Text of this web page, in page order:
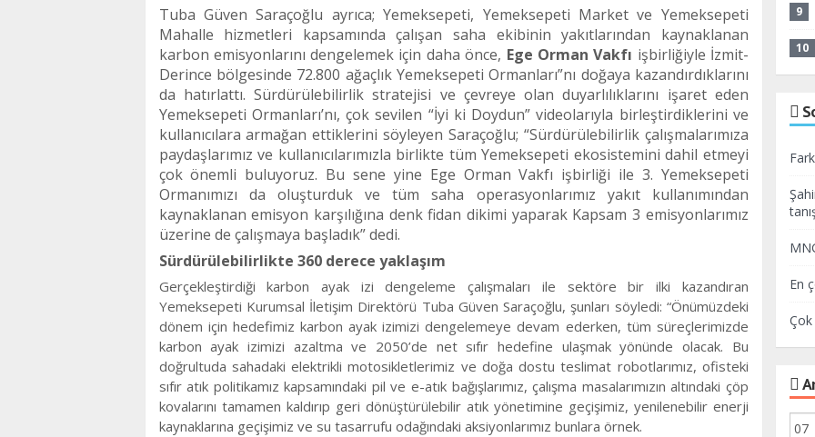
Tuba Güven Saraçoğlu ayrıca; Yemeksepeti, Yemeksepeti Market ve Yemeksepeti
Mahalle hizmetleri kapsamında çalışan saha ekibinin yakıtlarından kaynaklanan
karbon emisyonlarını dengelemek için dahaönce, Ege Orman Vakfı işbirliğiyle İzmit-
Derince bölgesinde 72.800 ağaçlık Yemeksepeti Ormanları”nı doğaya kazandırdıklarını
da hatırlattı. Sürdürülebilirlik stratejisi ve çevreye olan duyarlılıklarını işaret eden
Yemeksepeti Ormanları’nı, çok sevilen “İyi ki Doydun” videolarıyla birleştirdiklerini ve
kullanıcılara armağan ettiklerini söyleyen Saraçoğlu; “Sürdürülebilirlik çalışmalarımıza
paydaşlarımız ve kullanıcılarımızla birlikte tüm Yemeksepeti ekosistemini dahil etmeyi
çokönemli buluyoruz. Bu sene yine Ege Orman Vakfı işbirliği ile 3. Yemeksepeti
Ormanımızı da oluşturduk ve tüm saha operasyonlarımız yakıt kullanımından
kaynaklanan emisyon karşılığına denk fidan dikimi yaparak Kapsam 3 emisyonlarımız
üzerine de çalışmaya başladık” dedi.
Sürdürülebilirlikte 360 derece yaklaşım
Gerçekleştirdiği karbon ayak izi dengeleme çalışmaları ile sektöre bir ilki kazandıran
Yemeksepeti Kurumsal İletişim Direktörü Tuba Güven Saraçoğlu, şunları söyledi: “Önümüzdeki
dönem için hedefimiz karbon ayak izimizi dengelemeye devam ederken, tüm süreçlerimizde
karbon ayak izimizi azaltma ve 2050’de net sıfır hedefine ulaşmak yönünde olacak. Bu
doğrultuda sahadaki elektrikli motosikletlerimiz ve doğa dostu teslimat robotlarımız, ofisteki
sıfır atık politikamız kapsamındaki pil ve e-atık bağışlarımız, çalışma masalarımızın altındaki çöp
kovalarını tamamen kaldırıp geri dönüştürülebilir atık yönetimine geçişimiz, yenilenebilir enerji
kaynaklarına geçişimiz ve su tasarrufu odağındaki aksiyonlarımız bunlara örnek.
9
10
En